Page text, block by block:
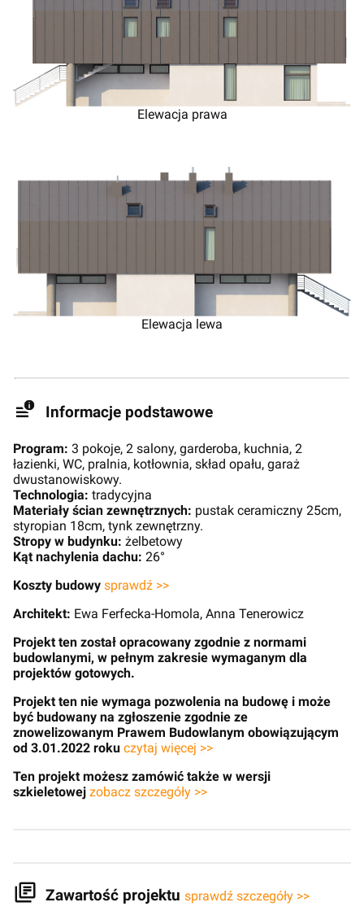
Elewacja prawa
Elewacja lewa
Informacje podstawowe
Program: 3 pokoje, 2 salony, garderoba, kuchnia, 2
łazienki, WC, pralnia, kotłownia, skład opału, garaż
dwustanowiskowy.
Technologia: tradycyjna
Materiały ścian zewnętrznych: pustak ceramiczny 25cm,
styropian 18cm, tynk zewnętrzny.
Stropy w budynku: żelbetowy
Kąt nachylenia dachu: 26°
Koszty budowy sprawdź >>
Architekt: Ewa Ferfecka-Homola, Anna Tenerowicz
Projekt ten został opracowany zgodnie z normami
budowlanymi, w pełnym zakresie wymaganym dla
projektów gotowych.
Projekt ten nie wymaga pozwolenia na budowę i może
być budowany na zgłoszenie zgodnie ze
znowelizowanym Prawem Budowlanym obowiązującym
od 3.01.2022 roku czytaj więcej >>
Ten projekt możesz zamówić także w wersji
szkieletowej zobacz szczegóły >>
Zawartość projektu sprawdź szczegóły >>